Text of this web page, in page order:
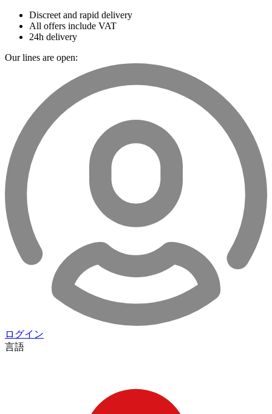
Discreet and rapid delivery
All offers include VAT
24h delivery
Our lines are open:
ログイン
言語